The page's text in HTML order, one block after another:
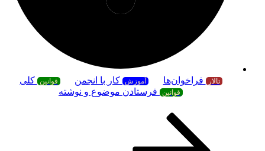
تالار فراخوان‌ها آموزش کار با انجمن قوانین کلی
قوانین فرستادن موضوع و نوشته